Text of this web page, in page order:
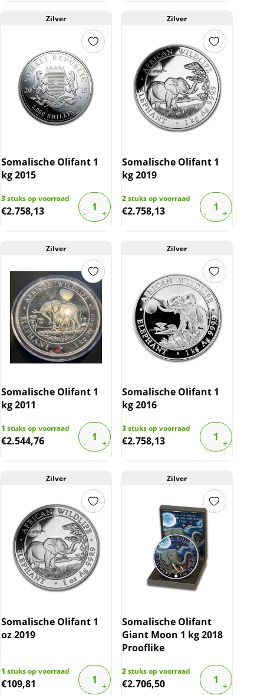
Zilver
Somalische Olifant 1
kg 2015
3stuks op voorraad
€2.758,13
Zilver
Somalische Olifant 1
kg 2019
2stuks op voorraad
€2.758,13
Zilver
Somalische Olifant 1
kg 2011
1 stuks op voorraad
€2.544,76
Zilver
Somalische Olifant 1
kg 2016
3stuks op voorraad
€2.758,13
Zilver
Somalische Olifant 1
oz 2019
1 stuks op voorraad
€109,81
Zilver
Somalische Olifant
Giant Moon 1 kg 2018
Prooflike
2stuks op voorraad
€2.706,50